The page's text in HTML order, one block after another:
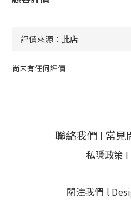
尚未有任何評價
聯絡我們 I 常見
私隱政策 I
關注我們 l